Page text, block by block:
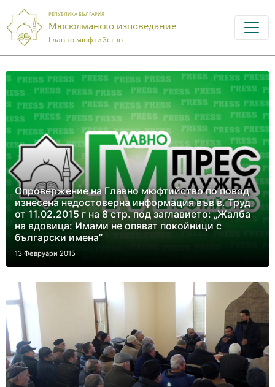
РЕПУБЛИКА БЪЛГАРИЯ
Мюсюлманско изповедание
Главно мюфтийство
Опровержение на Главно мюфтийство по повод
изнесена недостоверна информация във в. Труд
от 11.02.2015 г на 8 стр. под заглавието: „Жалба
на вдовица: Имами не опяват покойници с
български имена”
13 Февруари 2015